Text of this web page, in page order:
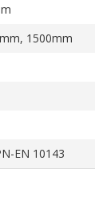
1500mm
EN 10143